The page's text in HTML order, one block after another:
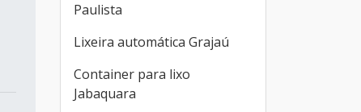
Paulista
Lixeira automática Grajaú
Container para lixo
Jabaquara